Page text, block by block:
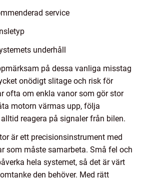
service
underhåll
på dessa vanliga misstag
onödigt slitage och risk för
ofta om enkla vanor som gör stor
motorn värmas upp, följa
reagera på signaler från bilen.
är ett precisionsinstrument med
som måste samarbeta. Små fel och
hela systemet, så det är värt
den behöver. Med rätt